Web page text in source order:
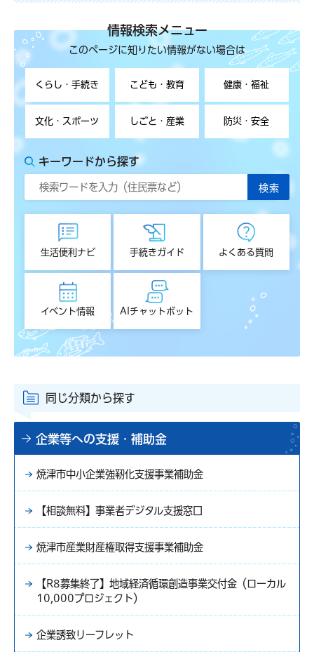
情報検索メニュー
このページに知りたい情報がない場合は
くらし・手続き こども・教育 健康・福祉
文化・スポーツ しごと・産業 防災・安全
キーワードから探す
生活便利ナビ 手続きガイド よくある質問
イベント情報 AIチャットボット
同じ分類から探す
企業等への支援・補助金
焼津市中小企業強靭化支援事業補助金
【相談無料】事業者デジタル支援窓口
焼津市産業財産権取得支援事業補助金
【R8募集終了】地域経済循環創造事業交付金（ローカル
10,000プロジェクト）
企業誘致リーフレット